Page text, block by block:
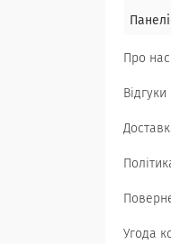
Про нас
Відгуки
Угода